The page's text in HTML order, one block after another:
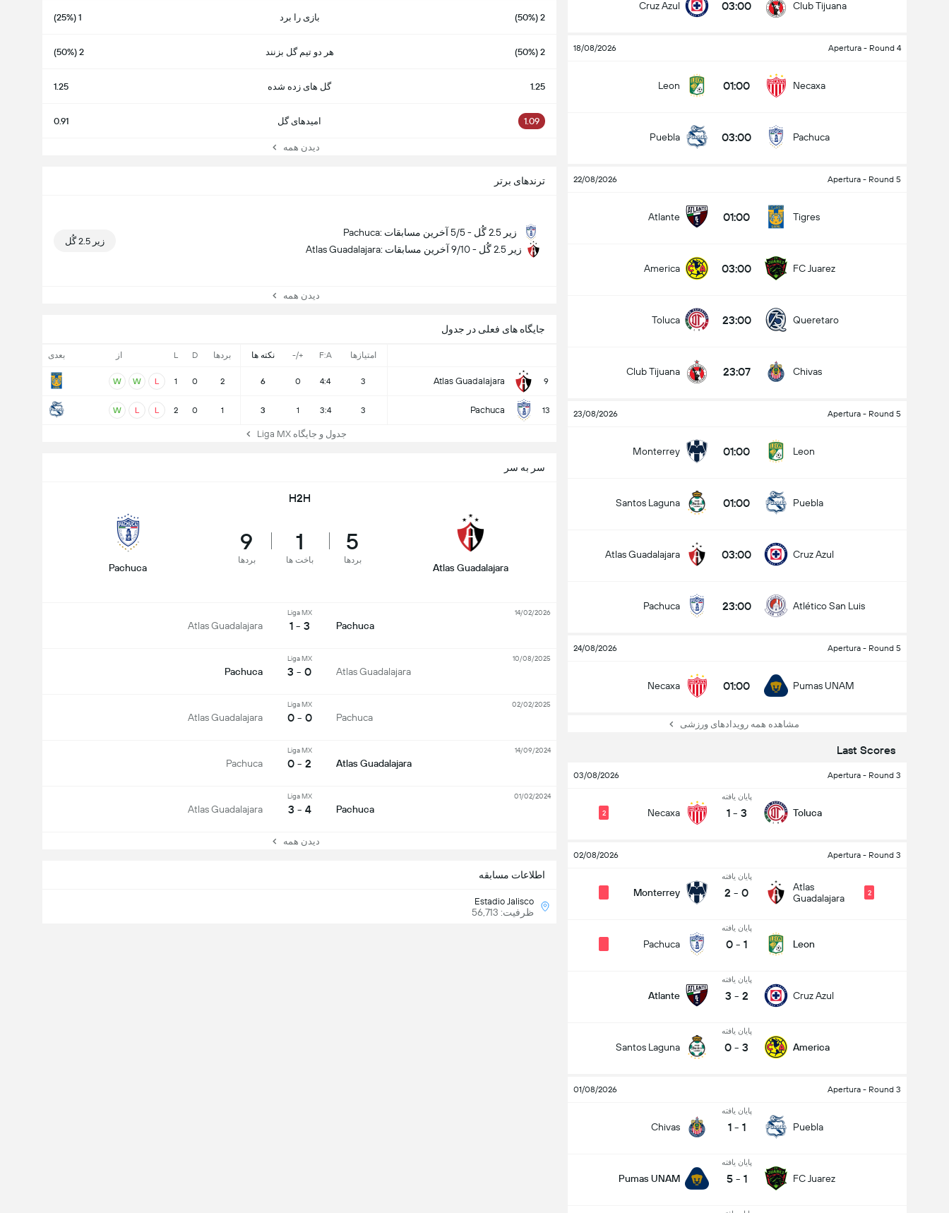
Club Tijuana
03:00
Cruz Azul
Apertura - Round 4
18/08/2026
Necaxa
01:00
Leon
Pachuca
03:00
Puebla
Apertura - Round 5
22/08/2026
Tigres
01:00
Atlante
FC Juarez
03:00
America
Queretaro
23:00
Toluca
Chivas
23:07
Club Tijuana
Apertura - Round 5
23/08/2026
Leon
01:00
Monterrey
Puebla
01:00
Santos Laguna
Cruz Azul
03:00
Atlas Guadalajara
Atlético San Luis
23:00
Pachuca
Apertura - Round 5
24/08/2026
Pumas UNAM
01:00
Necaxa
مشاهده همه رویدادهای ورزشی
Last Scores
Apertura - Round 3
03/08/2026
Toluca
پایان یافته
3
-
1
Necaxa
2
Apertura - Round 3
02/08/2026
Atlas
Guadalajara
2
پایان یافته
0
-
2
Monterrey
Leon
پایان یافته
1
-
0
Pachuca
Cruz Azul
پایان یافته
2
-
3
Atlante
America
پایان یافته
3
-
0
Santos Laguna
Apertura - Round 3
01/08/2026
Puebla
پایان یافته
1
-
1
Chivas
FC Juarez
پایان یافته
1
-
5
Pumas UNAM
2 (50%) بازی را برد 1 (25%)
2 (50%) هر دو تیم گل بزنند 2 (50%)
1.25 گل های زده شده 1.25
1.09 امیدهای گل 0.91
دیدن همه
ترندهای برتر
Pachuca: زیر 2.5 گُل - 5/5 آخرین مسابقات
Atlas Guadalajara: زیر 2.5 گُل - 9/10 آخرین مسابقات
زیر 2.5 گُل
دیدن همه
جایگاه های فعلی در جدول
امتیازها F:A
+/- نکته ها بردها D
L از بعدی
9
Atlas Guadalajara
3
4:4
0
6
2
0
1
L
W
W
13
Pachuca
3
3:4
1
3
1
0
2
L
L
W
جدول و جایگاه Liga MX
اطلاعات مسابقه
Estadio Jalisco
ظرفیت: 56,713
سر به سر
H2H
Atlas Guadalajara
5
بردها
1
باخت ها
9
بردها
Pachuca
Pachuca
Liga MX
3 - 1
Atlas Guadalajara
14/02/2026
Atlas Guadalajara
Liga MX
0 - 3
Pachuca
10/08/2025
Pachuca
Liga MX
0 - 0
Atlas Guadalajara
02/02/2025
Atlas Guadalajara
Liga MX
2 - 0
Pachuca
14/09/2024
Pachuca
Liga MX
4 - 3
Atlas Guadalajara
01/02/2024
دیدن همه